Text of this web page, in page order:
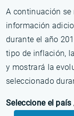
A continuación
información
durante el año
tipo de inflación,
y mostrará la
seleccionado
Seleccione el